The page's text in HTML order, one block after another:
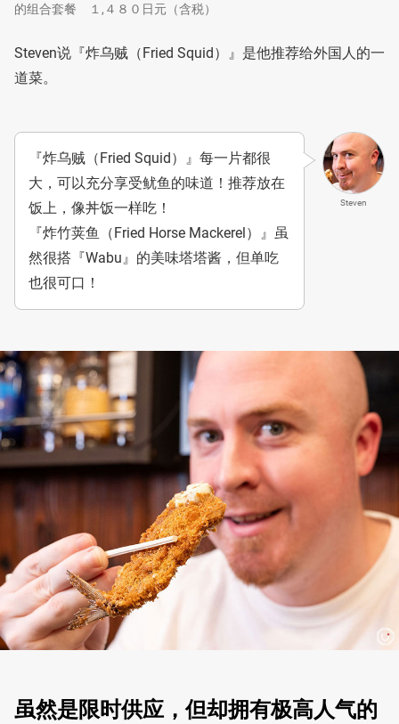
的组合套餐 １,４８０日元（含税）
Steven说『炸乌贼（Fried Squid）』是他推荐给外国人的一
道菜。
Steven
『炸乌贼（Fried Squid）』每一片都很
大，可以充分享受鱿鱼的味道！推荐放在
饭上，像丼饭一样吃！
『炸竹荚鱼（Fried Horse Mackerel）』虽
然很搭『Wabu』的美味塔塔酱，但单吃
也很可口！
虽然是限时供应，但却拥有极高人气的